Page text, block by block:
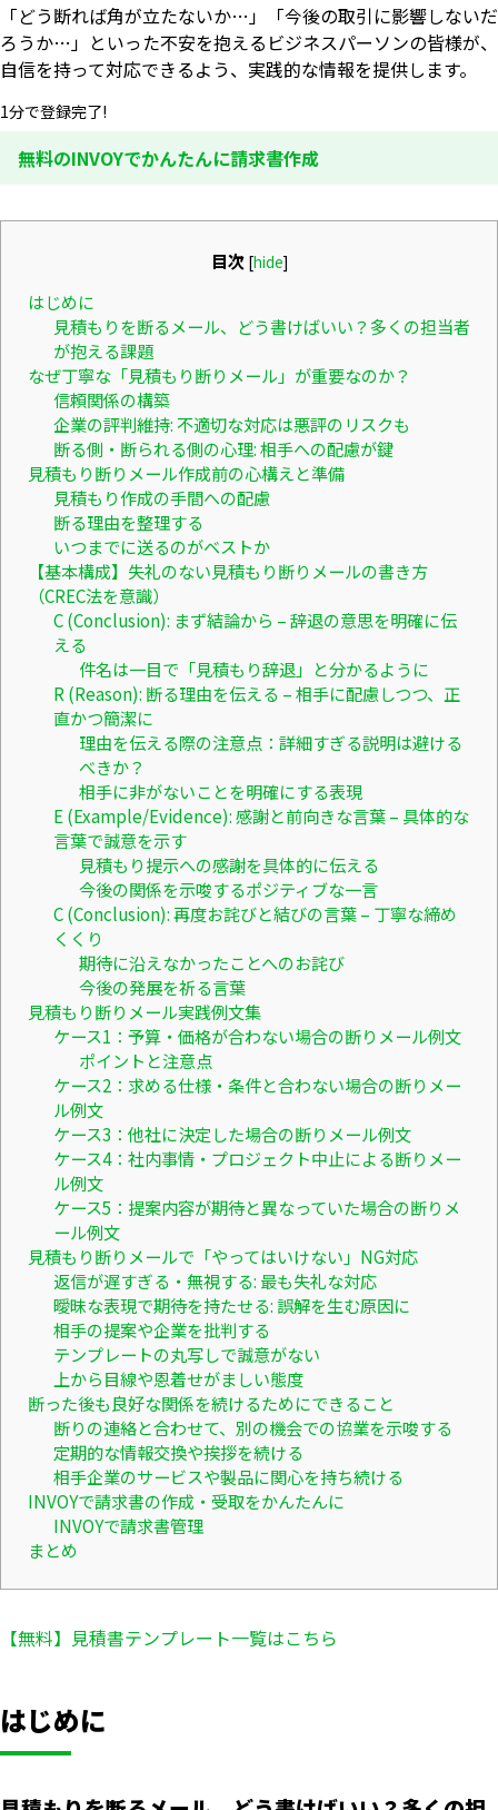
「どう断れば角が立たないか…」「今後の取引に影響しないだ
ろうか…」といった不安を抱えるビジネスパーソンの皆様が、
自信を持って対応できるよう、実践的な情報を提供します。
1分で登録完了!
無料のINVOYでかんたんに請求書作成
目次 [hide]
はじめに
見積もりを断るメール、どう書けばいい？多くの担当者
が抱える課題
なぜ丁寧な「見積もり断りメール」が重要なのか？
信頼関係の構築
企業の評判維持: 不適切な対応は悪評のリスクも
断る側・断られる側の心理: 相手への配慮が鍵
見積もり断りメール作成前の心構えと準備
見積もり作成の手間への配慮
断る理由を整理する
いつまでに送るのがベストか
【基本構成】失礼のない見積もり断りメールの書き方
（CREC法を意識）
C (Conclusion): まず結論から – 辞退の意思を明確に伝
える
件名は一目で「見積もり辞退」と分かるように
R (Reason): 断る理由を伝える – 相手に配慮しつつ、正
直かつ簡潔に
理由を伝える際の注意点：詳細すぎる説明は避ける
べきか？
相手に非がないことを明確にする表現
E (Example/Evidence): 感謝と前向きな言葉 – 具体的な
言葉で誠意を示す
見積もり提示への感謝を具体的に伝える
今後の関係を示唆するポジティブな一言
C (Conclusion): 再度お詫びと結びの言葉 – 丁寧な締め
くくり
期待に沿えなかったことへのお詫び
今後の発展を祈る言葉
見積もり断りメール実践例文集
ケース1：予算・価格が合わない場合の断りメール例文
ポイントと注意点
ケース2：求める仕様・条件と合わない場合の断りメー
ル例文
ケース3：他社に決定した場合の断りメール例文
ケース4：社内事情・プロジェクト中止による断りメー
ル例文
ケース5：提案内容が期待と異なっていた場合の断りメ
ール例文
見積もり断りメールで「やってはいけない」NG対応
返信が遅すぎる・無視する: 最も失礼な対応
曖昧な表現で期待を持たせる: 誤解を生む原因に
相手の提案や企業を批判する
テンプレートの丸写しで誠意がない
上から目線や恩着せがましい態度
断った後も良好な関係を続けるためにできること
断りの連絡と合わせて、別の機会での協業を示唆する
定期的な情報交換や挨拶を続ける
相手企業のサービスや製品に関心を持ち続ける
INVOYで請求書の作成・受取をかんたんに
INVOYで請求書管理
まとめ
【無料】見積書テンプレート一覧はこちら
はじめに